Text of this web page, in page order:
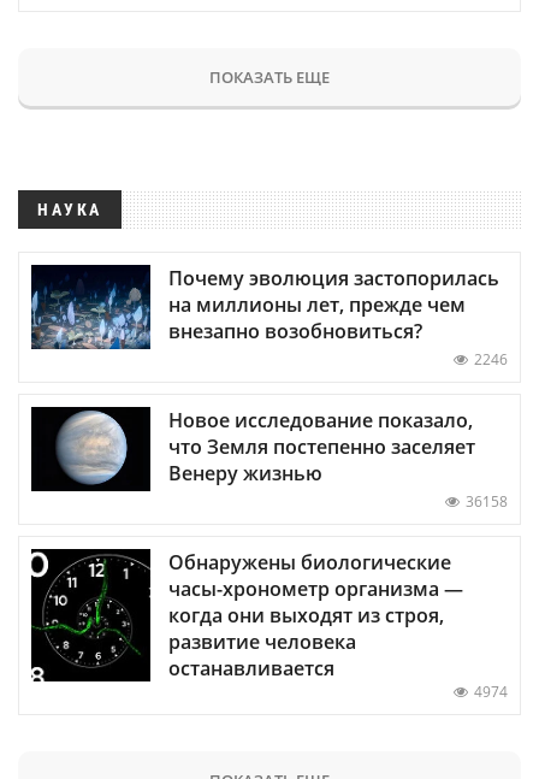
ПОКАЗАТЬ ЕЩЕ
НАУКА
Почему эволюция застопорилась
на миллионы лет, прежде чем
внезапно возобновиться?
2246
Новое исследование показало,
что Земля постепенно заселяет
Венеру жизнью
36158
Обнаружены биологические
часы-хронометр организма —
когда они выходят из строя,
развитие человека
останавливается
4974